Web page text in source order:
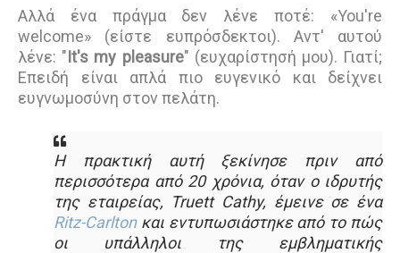
Αλλά ένα πράγμα δεν λένε ποτέ: «You're
welcome» (είστε ευπρόσδεκτοι). Αντ' αυτού
λένε: "It's my pleasure" (ευχαρίστησή μου). Γιατί;
Επειδή είναι απλά πιο ευγενικό και δείχνει
ευγνωμοσύνη στον πελάτη.
Η πρακτική αυτή ξεκίνησε πριν από
περισσότερα από 20 χρόνια, όταν ο ιδρυτής
της εταιρείας, Truett Cathy, έμεινε σε ένα
Ritz-Carltonκαι εντυπωσιάστηκε από το πώς
οι υπάλληλοι της εμβληματικής